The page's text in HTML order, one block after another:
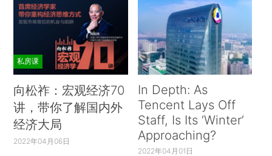
私房课
向松祚：宏观经济70
讲，带你了解国内外
经济大局
2022年04月06日
In Depth: As
Tencent Lays Off
Staff, Is Its ‘Winter’
Approaching?
2022年04月01日